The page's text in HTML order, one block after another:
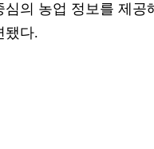
의 농업 정보를 제공
됐다.